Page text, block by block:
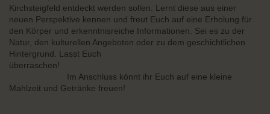
Kirchsteigfeld entdeckt werden sollen. Lernt diese aus einer
neuen Perspektive kennen und freut Euch auf eine Erholung für
den Körper und erkenntnisreiche Informationen. Sei es zu der
Natur, den kulturellen Angeboten oder zu dem geschichtlichen
Hintergrund. Lasst Euch
Im Anschluss könnt ihr Euch auf eine kleine
Mahlzeit und Getränke freuen!